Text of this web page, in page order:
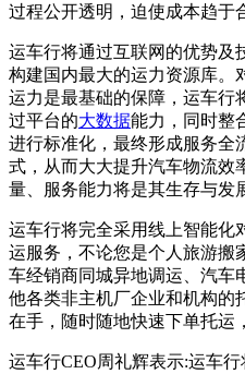
过程公开透明，迫使成本趋于
运车行将通过互联网的优势及
构建国内最大的运力资源库。
运力是最基础的保障，运车行
过平台的大数据能力，同时整
进行标准化，最终形成服务全
式，从而大大提升汽车物流效
量、服务能力将是其生存与发
运车行将完全采用线上智能化
运服务，不论您是个人旅游搬
车经销商同城异地调运、汽车
他各类非主机厂企业和机构的
在手，随时随地快速下单托运
运车行CEO周礼辉表示:运车